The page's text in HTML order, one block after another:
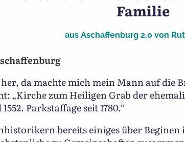
Familie
ausAschaffenburg 2.0 von
her, da machte mich mein Mann auf die
„Kirche zum Heiligen Grab der
Parkstaffage seit 1780.“
bereits einiges über